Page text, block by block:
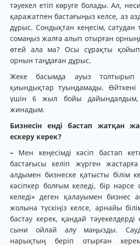
тәуекел етіп көруге болады. Ал,
қаражатпен бастағыңыз келсе, аз
дұрыс. Сондықтан кеңесім, сатудан
сомаңыз жалға алып отырған
өтей ала ма? Осы сұрақты қойып
орнын таңдаған дұрыс.
Жеке басымда ауыз толтырып
қиындықтар туындамады. Өйткені
үшін 6 жыл бойы дайындалдым,
жинадым.
Бизнесін енді бастап жатқан
ескеру керек?
– Мен кеңесімді кәсіп бастап
бастағысы келіп жүрген
алдымен бизнеске қатысты білім
кәсіпкер болғым келеді, бір
келеді» деген қалауымен бизнес
жолына түскіңіз келсе, арнайы
бастау керек, қандай
сыни ойлай алу маңызды.
нарықтың беріп отырған